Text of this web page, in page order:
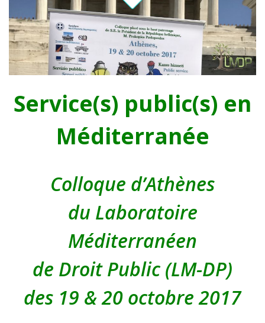
Service(s) public(s) en
Méditerranée
Colloque d’Athènes
du Laboratoire
Méditerranéen
de Droit Public (LM-DP)
des 19 & 20 octobre 2017